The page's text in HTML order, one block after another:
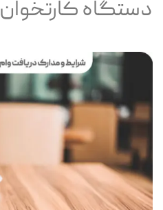
دستگاه کارتخوان